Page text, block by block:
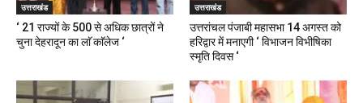
उत्तराखंड
‘ 21 राज्यों के 500 से अधिक छात्रों ने
चुना देहरादून का लाॅ काॅलेज ‘
उत्तराखंड
उत्तरांचल पंजाबी महासभा 14 अगस्त को
हरिद्वार में मनाएगी ‘ विभाजन विभीषिका
स्मृति दिवस ‘